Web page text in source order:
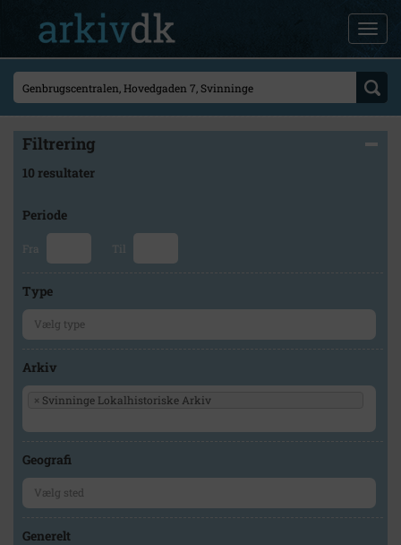
Filtrering
10 resultater
Periode
Fra Til
Type
Arkiv
× Svinninge Lokalhistoriske Arkiv
Geografi
Generelt